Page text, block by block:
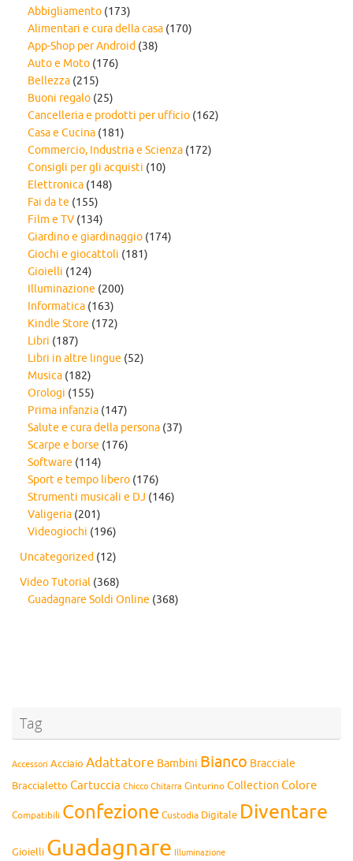
Abbigliamento (173)
Alimentari e cura della casa (170)
App-Shop per Android (38)
Auto e Moto (176)
Bellezza (215)
Buoni regalo (25)
Cancelleria e prodotti per ufficio (162)
Casa e Cucina (181)
Commercio, Industria e Scienza (172)
Consigli per gli acquisti (10)
Elettronica (148)
Fai da te (155)
Film e TV (134)
Giardino e giardinaggio (174)
Giochi e giocattoli (181)
Gioielli (124)
Illuminazione (200)
Informatica (163)
Kindle Store (172)
Libri (187)
Libri in altre lingue (52)
Musica (182)
Orologi (155)
Prima infanzia (147)
Salute e cura della persona (37)
Scarpe e borse (176)
Software (114)
Sport e tempo libero (176)
Strumenti musicali e DJ (146)
Valigeria (201)
Videogiochi (196)
Uncategorized (12)
Video Tutorial (368)
Guadagnare Soldi Online (368)
Tag
Accessori Acciaio Adattatore Bambini Bianco Bracciale
Braccialetto Cartuccia Chicco Chitarra Cinturino Collection Colore
Compatibili Confezione Custodia Digitale Diventare
Gioielli Guadagnare Illuminazione